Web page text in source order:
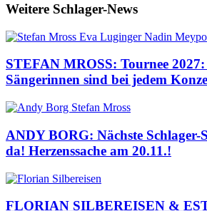
Weitere Schlager-News
STEFAN MROSS: Tournee 2027:
Sängerinnen sind bei jedem
ANDY BORG: Nächste Schlager-
da! Herzenssache am 20.11.!
FLORIAN SILBEREISEN &